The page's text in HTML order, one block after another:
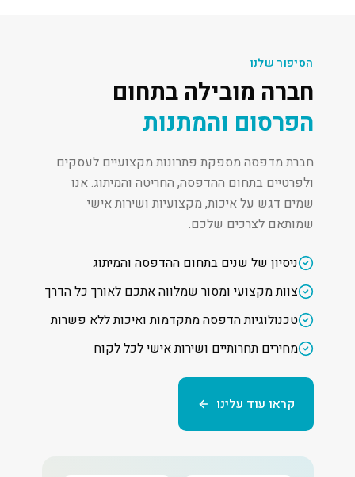
הסיפור שלנו
חברה מובילה בתחום
הפרסום והמתנות
חברת מדפסה מספקת פתרונות מקצועיים לעסקים
ולפרטיים בתחום ההדפסה, החריטה והמיתוג. אנו
שמים דגש על איכות, מקצועיות ושירות אישי
שמותאם לצרכים שלכם.
ניסיון של שנים בתחום ההדפסה והמיתוג
צוות מקצועי ומסור שמלווה אתכם לאורך כל הדרך
טכנולוגיות הדפסה מתקדמות ואיכות ללא פשרות
מחירים תחרותיים ושירות אישי לכל לקוח
קראו עוד עלינו